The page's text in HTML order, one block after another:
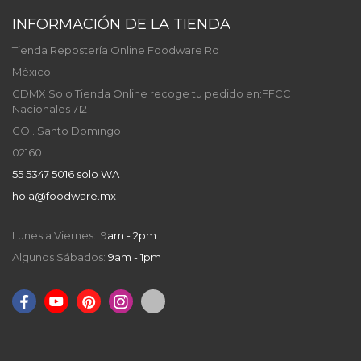
INFORMACIÓN DE LA TIENDA
Tienda Repostería Online Foodware Rd
México
CDMX Solo Tienda Online recoge tu pedido en:FFCC
Nacionales 712
COl. Santo Domingo
02160
55 5347 5016 solo WA
hola@foodware.mx
Lunes a Viernes: 9am - 2pm
Algunos Sábados: 9am - 1pm